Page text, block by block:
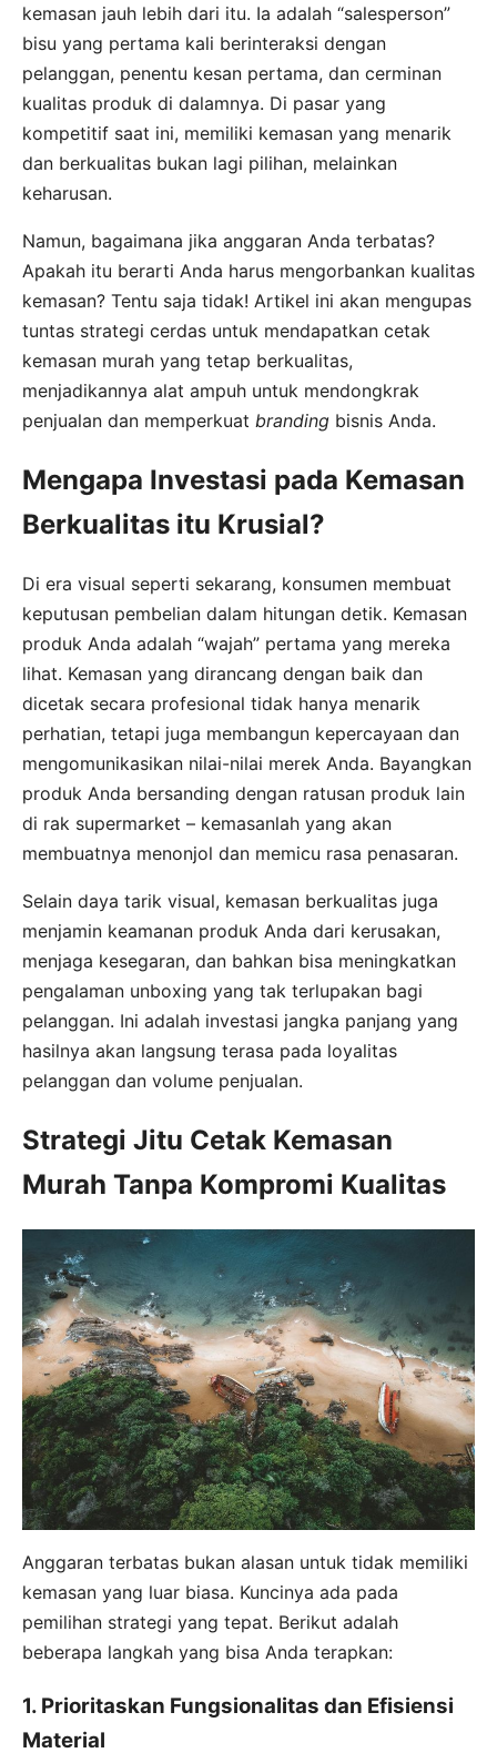
kemasan jauh lebih dari itu. Ia adalah “salesperson”
bisu yang pertama kali berinteraksi dengan
pelanggan, penentu kesan pertama, dan cerminan
kualitas produk di dalamnya. Di pasar yang
kompetitif saat ini, memiliki kemasan yang menarik
dan berkualitas bukan lagi pilihan, melainkan
keharusan.
Namun, bagaimana jika anggaran Anda terbatas?
Apakah itu berarti Anda harus mengorbankan kualitas
kemasan? Tentu saja tidak! Artikel ini akan mengupas
tuntas strategi cerdas untuk mendapatkan cetak
kemasan murah yang tetap berkualitas,
menjadikannya alat ampuh untuk mendongkrak
penjualan dan memperkuat branding bisnis Anda.
Mengapa Investasi pada Kemasan
Berkualitas itu Krusial?
Di era visual seperti sekarang, konsumen membuat
keputusan pembelian dalam hitungan detik. Kemasan
produk Anda adalah “wajah” pertama yang mereka
lihat. Kemasan yang dirancang dengan baik dan
dicetak secara profesional tidak hanya menarik
perhatian, tetapi juga membangun kepercayaan dan
mengomunikasikan nilai-nilai merek Anda. Bayangkan
produk Anda bersanding dengan ratusan produk lain
di rak supermarket – kemasanlah yang akan
membuatnya menonjol dan memicu rasa penasaran.
Selain daya tarik visual, kemasan berkualitas juga
menjamin keamanan produk Anda dari kerusakan,
menjaga kesegaran, dan bahkan bisa meningkatkan
pengalaman unboxing yang tak terlupakan bagi
pelanggan. Ini adalah investasi jangka panjang yang
hasilnya akan langsung terasa pada loyalitas
pelanggan dan volume penjualan.
Strategi Jitu Cetak Kemasan
Murah Tanpa Kompromi Kualitas
Anggaran terbatas bukan alasan untuk tidak memiliki
kemasan yang luar biasa. Kuncinya ada pada
pemilihan strategi yang tepat. Berikut adalah
beberapa langkah yang bisa Anda terapkan:
1. Prioritaskan Fungsionalitas dan Efisiensi
Material